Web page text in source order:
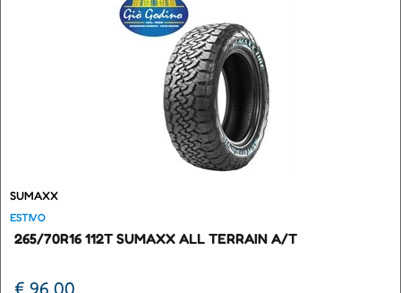
SUMAXX
ESTIVO
265/70R16 112T SUMAXX ALL TERRAIN A/T
€ 96,00